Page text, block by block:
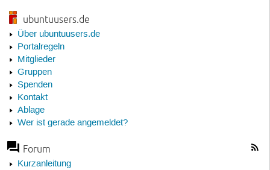
ubuntuusers.de
Über ubuntuusers.de
Portalregeln
Mitglieder
Gruppen
Spenden
Kontakt
Ablage
Wer ist gerade angemeldet?
Forum
Kurzanleitung